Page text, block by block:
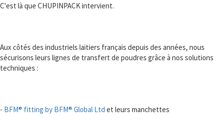
C'est là que CHUPINPACK intervient.
Aux côtés des industriels laitiers français depuis des années, nous
sécurisons leurs lignes de transfert de poudres grâce à nos solutions
techniques :
- BFM® fitting by BFM® Global Ltd et leurs manchettes